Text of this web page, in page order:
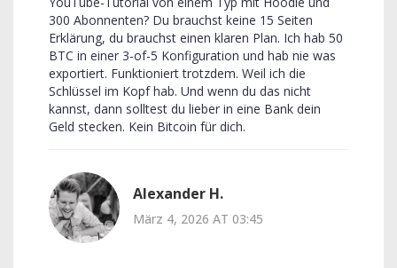
300 Abonnenten? Du brauchst keine 15 Seiten
Erklärung, du brauchst einen klaren Plan. Ich hab 50
BTC in einer 3-of-5 Konfiguration und hab nie was
exportiert. Funktioniert trotzdem. Weil ich die
Schlüssel im Kopf hab. Und wenn du das nicht
kannst, dann solltest du lieber in eine Bank dein
Geld stecken. Kein Bitcoin für dich.
Alexander H.
März 4, 2026 AT 03:45